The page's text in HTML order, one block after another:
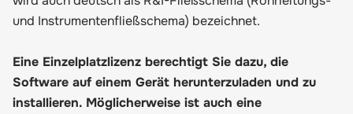
und Instrumentenfließschema) bezeichnet.
Eine Einzelplatzlizenz berechtigt Sie dazu, die
Software auf einem Gerät herunterzuladen und zu
installieren. Möglicherweise ist auch eine